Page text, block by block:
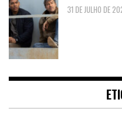
31 DE JULHO DE